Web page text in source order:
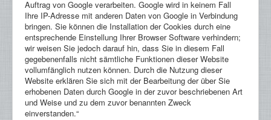
Auftrag von Google verarbeiten. Google wird in keinem Fall
Ihre IP-Adresse mit anderen Daten von Google in Verbindung
bringen. Sie können die Installation der Cookies durch eine
entsprechende Einstellung Ihrer Browser Software verhindern;
wir weisen Sie jedoch darauf hin, dass Sie in diesem Fall
gegebenenfalls nicht sämtliche Funktionen dieser Website
vollumfänglich nutzen können. Durch die Nutzung dieser
Website erklären Sie sich mit der Bearbeitung der über Sie
erhobenen Daten durch Google in der zuvor beschriebenen Art
und Weise und zu dem zuvor benannten Zweck
einverstanden.“